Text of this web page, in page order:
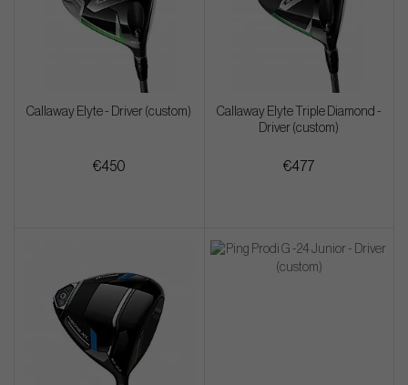
Callaway Elyte - Driver (custom)
€450
Callaway Elyte Triple Diamond -
Driver (custom)
€477